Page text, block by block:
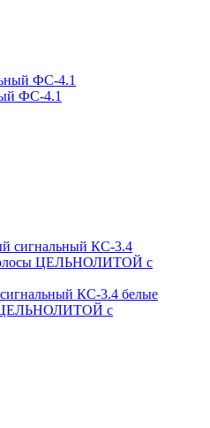
ФС-4.1
КС-3.4 белые
ЦЕЛЬНОЛИТОЙ с